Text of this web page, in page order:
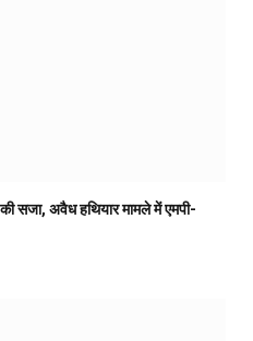
सजा, अवैध हथियार मामले में एमपी-